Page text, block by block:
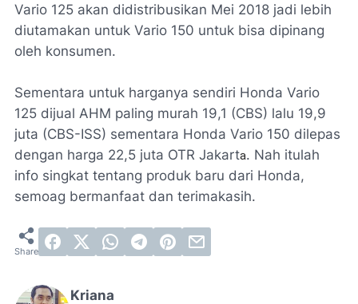
Vario 125 akan didistribusikan Mei 2018 jadi lebih
diutamakan untuk Vario 150 untuk bisa dipinang
oleh konsumen.
Sementara untuk harganya sendiri Honda Vario
125 dijual AHM paling murah 19,1 (CBS) lalu 19,9
juta (CBS-ISS) sementara Honda Vario 150 dilepas
dengan harga 22,5 juta OTR Jakarta. Nah itulah
info singkat tentang produk baru dari Honda,
semoag bermanfaat dan terimakasih.
Kriana